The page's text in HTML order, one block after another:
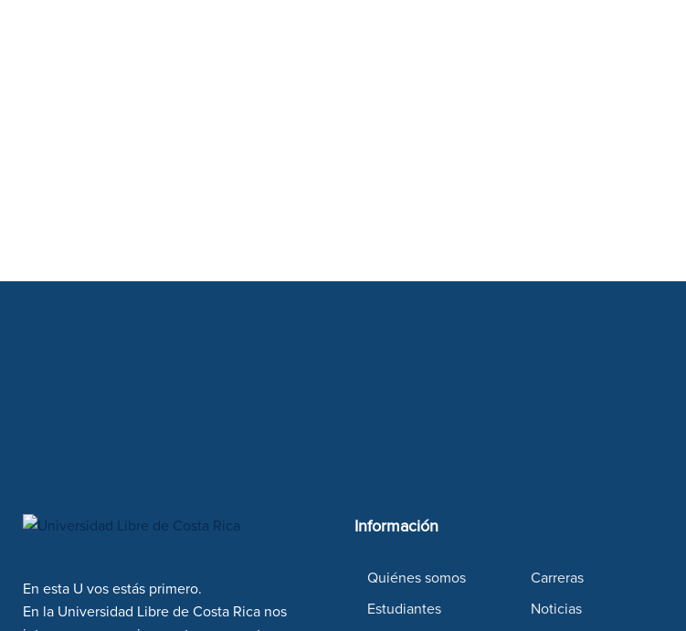
En esta U vos estás primero.
En la Universidad Libre de Costa Rica nos
Información
Quiénes somos Carreras
Estudiantes Noticias